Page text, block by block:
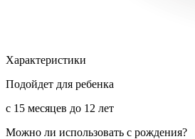
Характеристики
Подойдет для ребенка
с 15 месяцев до 12 лет
Можно ли использовать с рождения?